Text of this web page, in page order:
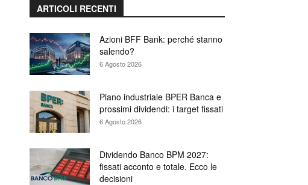
ARTICOLI RECENTI
Azioni BFF Bank: perché stanno
salendo?
6 Agosto 2026
Piano industriale BPER Banca e
prossimi dividendi: i target fissati
6 Agosto 2026
Dividendo Banco BPM 2027:
fissati acconto e totale. Ecco le
decisioni